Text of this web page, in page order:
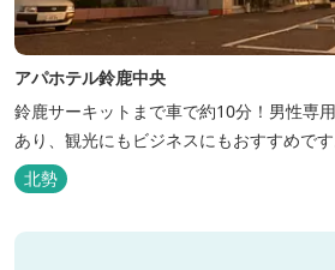
アパホテル鈴鹿中央
鈴鹿サーキットまで車で約10分！男性専
あり、観光にもビジネスにもおすすめです
北勢